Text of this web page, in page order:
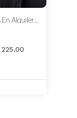
Departamento Dúplex 4 Ambientes En Alquiler En Casas del Bosque Canning
225.00